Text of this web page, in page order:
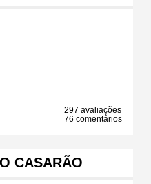
297 avaliações
76 comentários
CASARÃO